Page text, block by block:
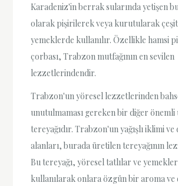
Karadeniz'in berrak sularında yetişen
olarak pişirilerek veya kurutularak
yemeklerde kullanılır. Özellikle hamsi
çorbası, Trabzon mutfağının en sevilen
lezzetlerindendir.
Trabzon'un yöresel lezzetlerinden
unutulmaması gereken bir diğer önemli
tereyağıdır. Trabzon'un yağışlı iklimi
alanları, burada üretilen tereyağının
Bu tereyağı, yöresel tatlılar ve
kullanılarak onlara özgün bir aroma ve